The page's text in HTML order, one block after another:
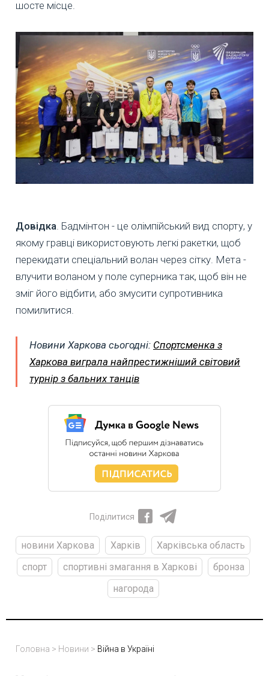
шосте місце.
Довідка. Бадмінтон - це олімпійський вид спорту, у
якому гравці використовують легкі ракетки, щоб
перекидати спеціальний волан через сітку. Мета -
влучити воланом у поле суперника так, щоб він не
зміг його відбити, або змусити супротивника
помилитися.
Новини Харкова сьогодні: Спортсменка з
Харкова виграла найпрестижніший світовий
турнір з бальних танців
Поділитися
новини Харкова Харків
Харківська область
спорт
спортивні змагання в Харкові
бронза
нагорода
Головна > Новини > Війна в Україні